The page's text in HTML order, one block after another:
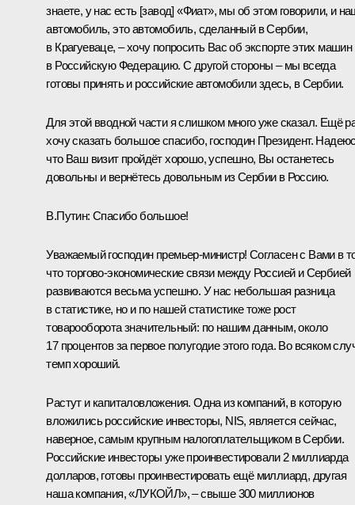
знаете, у нас есть [завод] «Фиат», мы об этом говорили, и
автомобиль, это автомобиль, сделанный в Сербии,
в Крагуеваце, – хочу попросить Вас об экспорте этих машин
в Российскую Федерацию. С другой стороны – мы всегда
готовы принять и российские автомобили здесь, в Сербии.
Для этой вводной части я слишком много уже сказал. Ещё
хочу сказать большое спасибо, господин Президент.
что Ваш визит пройдёт хорошо, успешно, Вы останетесь
довольны и вернётесь довольным из Сербии в Россию.
В.Путин: Спасибо большое!
Уважаемый господин премьер-министр! Согласен с Вами в
что торгово-экономические связи между Россией и Сербией
развиваются весьма успешно. У нас небольшая разница
в статистике, но и по нашей статистике тоже рост
товарооборота значительный: по нашим данным, около
17 процентов за первое полугодие этого года. Во всяком
темп хороший.
Растут и капиталовложения. Одна из компаний, в которую
вложились российские инвесторы, NIS, является сейчас,
наверное, самым крупным налогоплательщиком в Сербии.
Российские инвесторы уже проинвестировали 2 миллиарда
долларов, готовы проинвестировать ещё миллиард, другая
наша компания, «ЛУКОЙЛ», – свыше 300 миллионов